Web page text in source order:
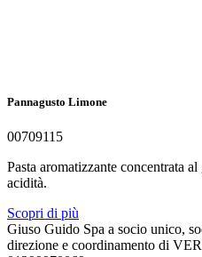
Pannagusto Limone
00709115
Pasta aromatizzante concentrata
acidità.
Scopri di più
Giuso Guido Spa a socio unico,
direzione e coordinamento di